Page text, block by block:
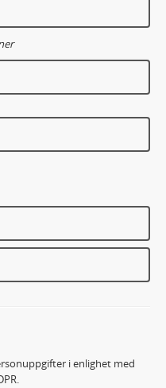
i enlighet med